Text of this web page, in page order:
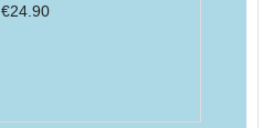
€24.90